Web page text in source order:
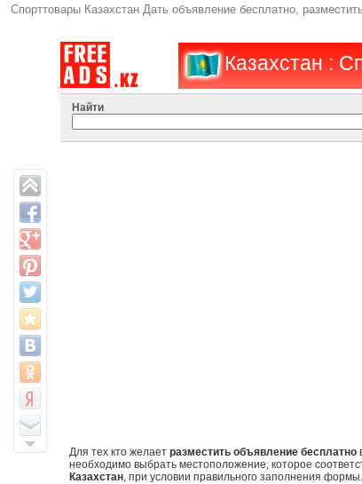
Спорттовары Казахстан Дать объявление бесплатно,
Казахстан :
Найти
Для тех кто желает разместить объявление бесплатно
необходимо выбрать местоположение, которое
Казахстан, при условии правильного заполнения формы.